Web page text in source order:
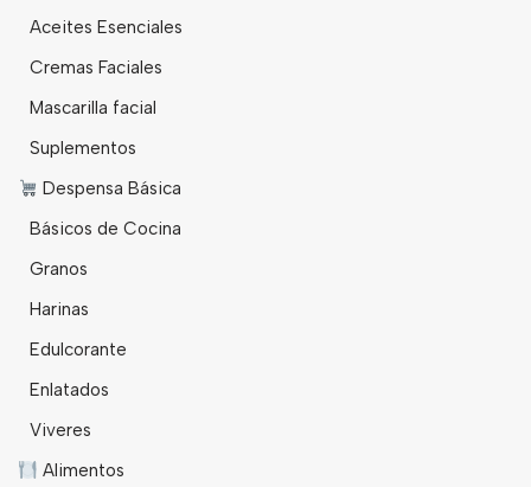
Aceites Esenciales
Cremas Faciales
Mascarilla facial
Suplementos
Despensa Básica
Básicos de Cocina
Granos
Harinas
Edulcorante
Enlatados
Viveres
Alimentos